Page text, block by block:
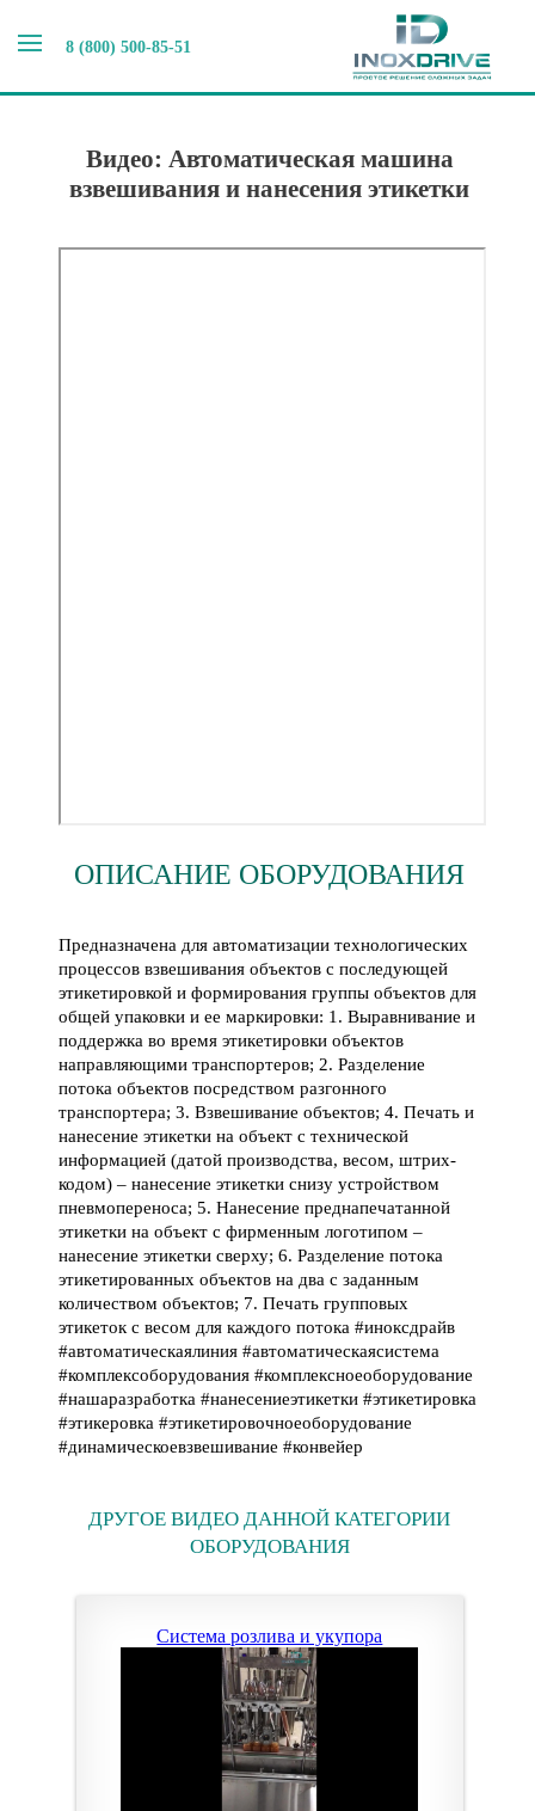
8 (800) 500-85-51
Главная > Видео выпускаемого оборудования > Видео
Видео: Автоматическая
машина взвешивания и нанесения этикетки
Видео: Автоматическая машина
взвешивания и нанесения этикетки
ОПИСАНИЕ ОБОРУДОВАНИЯ
Предназначена для автоматизации технологических
процессов взвешивания объектов с последующей
этикетировкой и формирования группы объектов для
общей упаковки и ее маркировки: 1. Выравнивание и
поддержка во время этикетировки объектов
направляющими транспортеров; 2. Разделение
потока объектов посредством разгонного
транспортера; 3. Взвешивание объектов; 4. Печать и
нанесение этикетки на объект с технической
информацией (датой производства, весом, штрих-
кодом) – нанесение этикетки снизу устройством
пневмопереноса; 5. Нанесение преднапечатанной
этикетки на объект с фирменным логотипом –
нанесение этикетки сверху; 6. Разделение потока
этикетированных объектов на два с заданным
количеством объектов; 7. Печать групповых
этикеток с весом для каждого потока #иноксдрайв
#автоматическаялиния #автоматическаясистема
#комплексоборудования #комплексноеоборудование
#нашаразработка #нанесениеэтикетки #этикетировка
#этикеровка #этикетировочноеоборудование
#динамическоевзвешивание #конвейер
ДРУГОЕ ВИДЕО ДАННОЙ КАТЕГОРИИ
ОБОРУДОВАНИЯ
Система розлива и укупора